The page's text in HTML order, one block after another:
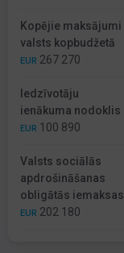
Kopējie maksājumi
valsts kopbudžetā
EUR 267 270
Iedzīvotāju
ienākuma nodoklis
EUR 100 890
Valsts sociālās
apdrošināšanas
obligātās iemaksas
EUR 202 180